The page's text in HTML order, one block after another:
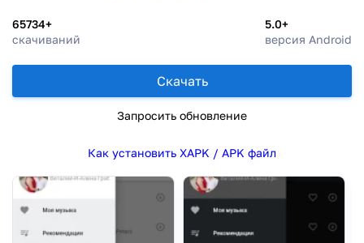
65734+
скачиваний
5.0+
версия Android
Скачать
Запросить обновление
Как установить XAPK / APK файл